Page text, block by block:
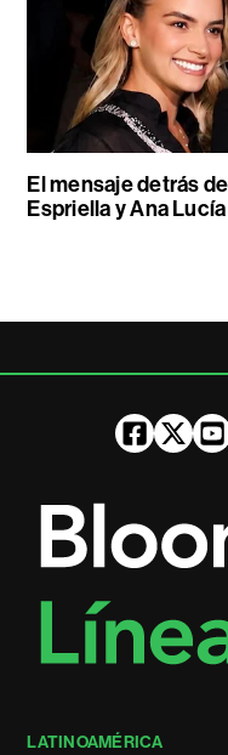
El mensaje detrás
Espriella y Ana
LATINOAMÉRICA